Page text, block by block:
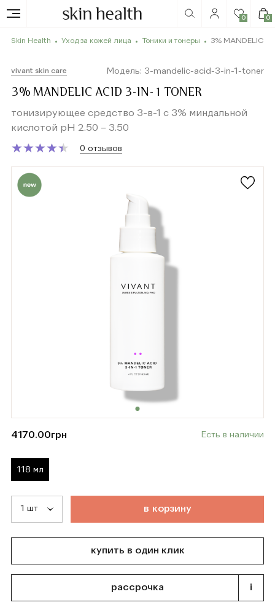
0 0
Skin Health Уход за кожей лица Тоники и тонеры 3% MANDELIC
vivant skin care Модель: 3-mandelic-acid-3-in-1-toner
3% MANDELIC ACID 3-IN-1 TONER
тонизирующее средство 3-в-1 с 3% миндальной
кислотой рН 2.50 – 3.50
★
★★
★★
★★
★★
★ 0 отзывов
4170.00грн Есть в наличии
118 мл
в корзину
купить в один клик
рассрочка i